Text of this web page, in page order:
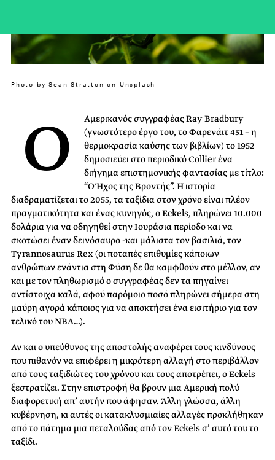
Photo by Sean Stratton on Unsplash
Ο
Αμερικανός συγγραφέας Ray Bradbury
(γνωστότερο έργο του, το Φαρενάιτ 451 – η
θερμοκρασία καύσης των βιβλίων) το 1952
δημοσιεύει στο περιοδικό Collier ένα
διήγημα επιστημονικής φαντασίας με τίτλο:
“O Ήχος της Βροντής”. Η ιστορία
διαδραματίζεται το 2055, τα ταξίδια στον χρόνο είναι πλέον
πραγματικότητα και ένας κυνηγός, ο Eckels, πληρώνει 10.000
δολάρια για να οδηγηθεί στην Ιουράσια περίοδο και να
σκοτώσει έναν δεινόσαυρο -και μάλιστα τον βασιλιά, τον
Tyrannosaurus Rex (οι ποταπές επιθυμίες κάποιων
ανθρώπων ενάντια στη Φύση δε θα καμφθούν στο μέλλον, αν
και με τον πληθωρισμό ο συγγραφέας δεν τα πηγαίνει
αντίστοιχα καλά, αφού παρόμοιο ποσό πληρώνει σήμερα στη
μαύρη αγορά κάποιος για να αποκτήσει ένα εισιτήριο για τον
τελικό του NBA…).
Αν και ο υπεύθυνος της αποστολής αναφέρει τους κινδύνους
που πιθανόν να επιφέρει η μικρότερη αλλαγή στο περιβάλλον
από τους ταξιδιώτες του χρόνου και τους αποτρέπει, ο Eckels
ξεστρατίζει. Στην επιστροφή θα βρουν μια Αμερική πολύ
διαφορετική απ’ αυτήν που άφησαν. Άλλη γλώσσα, άλλη
κυβέρνηση, κι αυτές οι κατακλυσμιαίες αλλαγές προκλήθηκαν
από το πάτημα μια πεταλούδας από τον Eckels σ’ αυτό του το
ταξίδι.